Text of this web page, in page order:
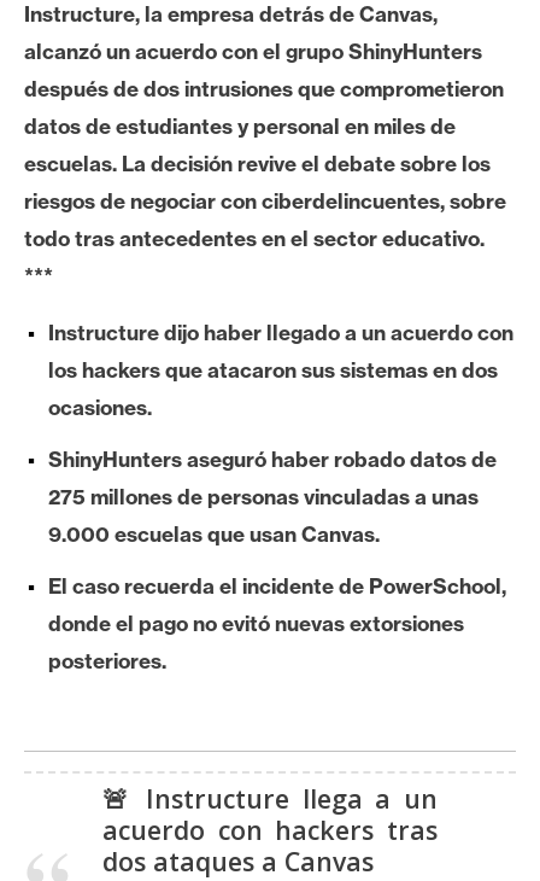
t
c
o
i
n
E
e
e
u
m
I
n
i
Instructure, la empresa detrás de Canvas,
alcanzó un acuerdo con el grupo ShinyHunters
después de dos intrusiones que comprometieron
datos de estudiantes y personal en miles de
escuelas. La decisión revive el debate sobre los
riesgos de negociar con ciberdelincuentes, sobre
todo tras antecedentes en el sector educativo.
***
Instructure dijo haber llegado a un acuerdo con
los hackers que atacaron sus sistemas en dos
ocasiones.
ShinyHunters aseguró haber robado datos de
275 millones de personas vinculadas a unas
9.000 escuelas que usan Canvas.
El caso recuerda el incidente de PowerSchool,
donde el pago no evitó nuevas extorsiones
posteriores.
🚨 Instructure llega a un
acuerdo con hackers tras
dos ataques a Canvas